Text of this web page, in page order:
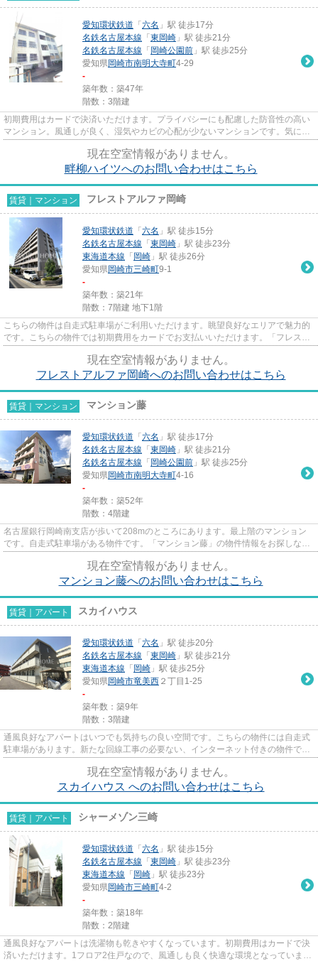
愛知環状鉄道 「 六名 」駅 徒歩17分
名鉄名古屋本線 「 東岡崎 」駅 徒歩21分
名鉄名古屋本線 「 岡崎公園前 」駅 徒歩25分
愛知県岡崎市南明大寺町4-29
-
築年数：築47年
階数：3階建
初期費用はカードで決済いただけます。プライバシーにも配慮した防音性の高い
マンション。風通しが良く、湿気やカビの心配が少ないマンションです。気にな
現在空室情報がありません。
畔柳ハイツへのお問い合わせはこちら
賃貸｜マンション フレストアルファ岡崎
愛知環状鉄道 「 六名 」駅 徒歩15分
名鉄名古屋本線 「 東岡崎 」駅 徒歩23分
東海道本線 「 岡崎 」駅 徒歩26分
愛知県岡崎市三崎町9-1
-
築年数：築21年
階数：7階建 地下1階
こちらの物件は自走式駐車場がご利用いただけます。眺望良好なエリアで魅力的
です。こちらの物件では初期費用をカードでお支払いいただけます。「フレスト
現在空室情報がありません。
フレストアルファ岡崎へのお問い合わせはこちら
賃貸｜マンション マンション藤
愛知環状鉄道 「 六名 」駅 徒歩17分
名鉄名古屋本線 「 東岡崎 」駅 徒歩21分
名鉄名古屋本線 「 岡崎公園前 」駅 徒歩25分
愛知県岡崎市南明大寺町4-16
-
築年数：築52年
階数：4階建
名古屋銀行岡崎南支店が歩いて208mのところにあります。最上階のマンション
です。自走式駐車場がある物件です。「マンション藤」の物件情報をお探しなら
現在空室情報がありません。
マンション藤へのお問い合わせはこちら
賃貸｜アパート スカイハウス
愛知環状鉄道 「 六名 」駅 徒歩20分
名鉄名古屋本線 「 東岡崎 」駅 徒歩21分
東海道本線 「 岡崎 」駅 徒歩25分
愛知県岡崎市竜美西 ２丁目1-25
-
築年数：築9年
階数：3階建
通風良好なアパートはいつでも気持ちの良い空間です。こちらの物件には自走式
駐車場があります。新たな回線工事の必要ない、インターネット付きの物件で
現在空室情報がありません。
スカイハウス へのお問い合わせはこちら
賃貸｜アパート シャーメゾン三崎
愛知環状鉄道 「 六名 」駅 徒歩15分
名鉄名古屋本線 「 東岡崎 」駅 徒歩23分
東海道本線 「 岡崎 」駅 徒歩23分
愛知県岡崎市三崎町4-2
-
築年数：築18年
階数：2階建
通風良好なアパートは洗濯物も乾きやすくなっています。初期費用はカードで決
済いただけます。1フロア2住戸なので、風通しも良く快適な環境となっていま